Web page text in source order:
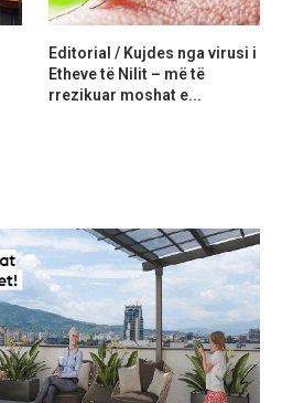
Editorial / Kujdes nga virusi i
Etheve të Nilit – më të
rrezikuar moshat e...